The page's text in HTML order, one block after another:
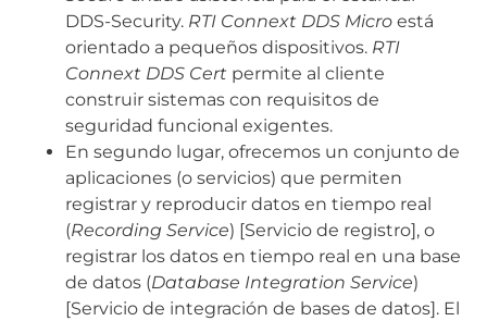
DDS-Security. RTI Connext DDS Micro está
orientado a pequeños dispositivos. RTI
Connext DDS Cert permite al cliente
construir sistemas con requisitos de
seguridad funcional exigentes.
En segundo lugar, ofrecemos un conjunto de
aplicaciones (o servicios) que permiten
registrar y reproducir datos en tiempo real
(Recording Service) [Servicio de registro], o
registrar los datos en tiempo real en una base
de datos (Database Integration Service)
[Servicio de integración de bases de datos]. El